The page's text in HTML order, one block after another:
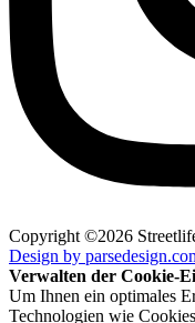
Copyright ©2026
Design by
Verwalten der Cookie-
Um Ihnen ein optimales
Technologien wie